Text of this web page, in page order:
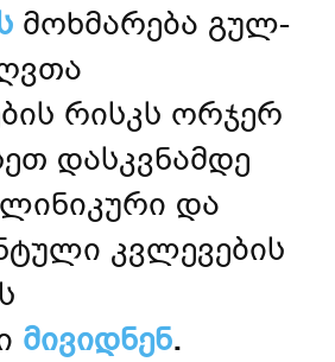
მოხმარება გულ-
რისკს ორჯერ
დასკვნამდე
და
კვლევების
მივიდნენ.